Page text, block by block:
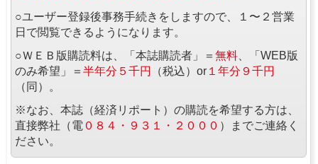
○ユーザー登録後事務手続きをしますので、１〜２営業
日で閲覧できるようになります。
○ＷＥＢ版購読料は、「本誌購読者」＝ 無料 、「WEB版
のみ希望」＝ 半年分５千円 （税込）or １年分９千円
（同）。
※なお、本誌（経済リポート）の購読を希望する方は、
直接弊社（電 ０８４・９３１・２０００ ）までご連絡く
ださい。